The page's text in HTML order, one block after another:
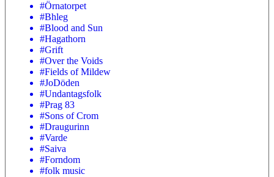
#Örnatorpet
#Bhleg
#Blood and Sun
#Hagathorn
#Grift
#Over the Voids
#Fields of Mildew
#JoDöden
#Undantagsfolk
#Prag 83
#Sons of Crom
#Draugurinn
#Varde
#Saiva
#Forndom
#folk music